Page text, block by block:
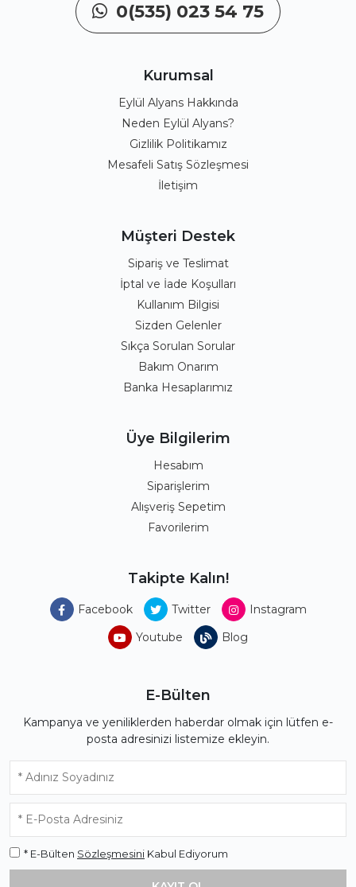
0(535) 023 54 75
Kurumsal
Eylül Alyans Hakkında
Neden Eylül Alyans?
Gizlilik Politikamız
Mesafeli Satış Sözleşmesi
İletişim
Müşteri Destek
Sipariş ve Teslimat
İptal ve İade Koşulları
Kullanım Bilgisi
Sizden Gelenler
Sıkça Sorulan Sorular
Bakım Onarım
Banka Hesaplarımız
Üye Bilgilerim
Hesabım
Siparişlerim
Alışveriş Sepetim
Favorilerim
Takipte Kalın!
Facebook Twitter
Instagram
Youtube
Blog
E-Bülten
Kampanya ve yeniliklerden haberdar olmak için lütfen e-
posta adresinizi listemize ekleyin.
* E-Bülten Sözleşmesini Kabul Ediyorum